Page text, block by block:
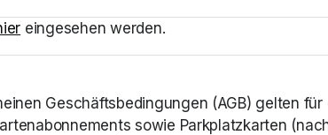
in a new tab)
(opens in a new tab)
eingesehen werden.
Geschäftsbedingungen (AGB) gelten
sowie Parkplatzkarten